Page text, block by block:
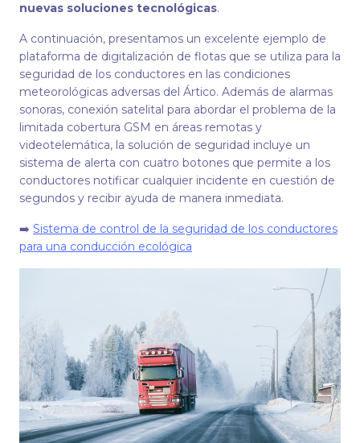
nuevas soluciones tecnológicas.
A continuación, presentamos un excelente ejemplo de
plataforma de digitalización de flotas que se utiliza para la
seguridad de los conductores en las condiciones
meteorológicas adversas del Ártico. Además de alarmas
sonoras, conexión satelital para abordar el problema de la
limitada cobertura GSM en áreas remotas y
videotelemática, la solución de seguridad incluye un
sistema de alerta con cuatro botones que permite a los
conductores notificar cualquier incidente en cuestión de
segundos y recibir ayuda de manera inmediata.
➡️ Sistema de control de la seguridad de los conductores
para una conducción ecológica